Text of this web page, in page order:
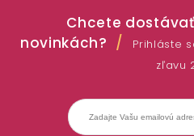
Chcete
novinkách?
Prihláste
zľavu